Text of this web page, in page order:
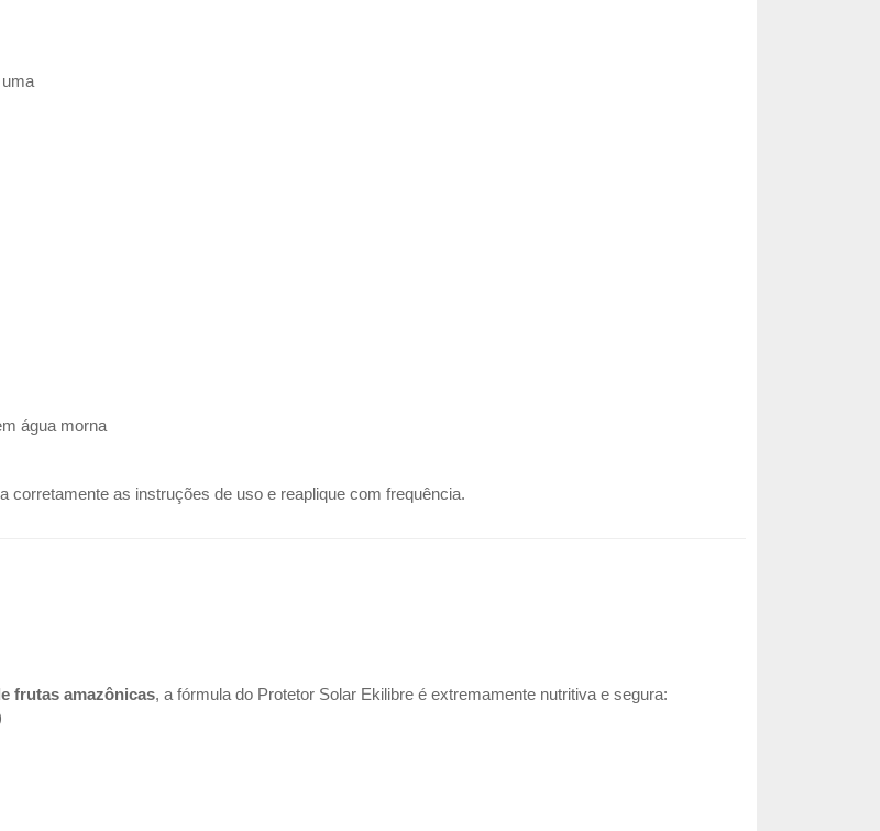
água morna
corretamente as instruções de uso e reaplique com frequência.
frutas amazônicas, a fórmula do Protetor Solar Ekilibre é extremamente nutritiva e segura: